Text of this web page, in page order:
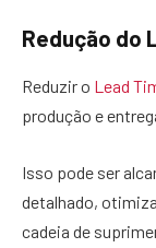
Redução do
Reduzir o Lead
produção e
Isso pode ser
detalhado,
cadeia de